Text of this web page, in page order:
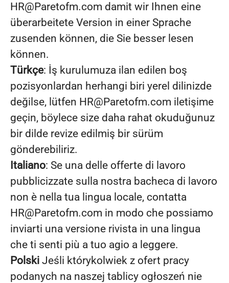
HR@Paretofm.com damit wir Ihnen eine
überarbeitete Version in einer Sprache
zusenden können, die Sie besser lesen
können.
Türkçe: İş kurulumuza ilan edilen boş
pozisyonlardan herhangi biri yerel dilinizde
değilse, lütfen HR@Paretofm.com iletişime
geçin, böylece size daha rahat okuduğunuz
bir dilde revize edilmiş bir sürüm
gönderebiliriz.
Italiano: Se una delle offerte di lavoro
pubblicizzate sulla nostra bacheca di lavoro
non è nella tua lingua locale, contatta
HR@Paretofm.com in modo che possiamo
inviarti una versione rivista in una lingua
che ti senti più a tuo agio a leggere.
Polski Jeśli którykolwiek z ofert pracy
podanych na naszej tablicy ogłoszeń nie